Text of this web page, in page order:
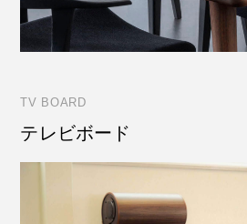
TV BOARD
テレビボード